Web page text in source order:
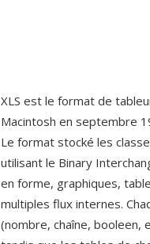
XLS est le format de
Macintosh en septembre
Le format stocké les
utilisant le Binary
en forme, graphiques,
multiples flux internes.
(nombre, chaîne, booleen,